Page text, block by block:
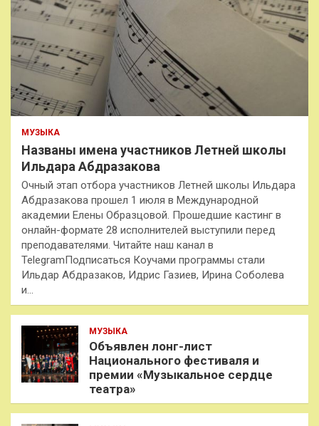
МУЗЫКА
Названы имена участников Летней школы
Ильдара Абдразакова
Очный этап отбора участников Летней школы Ильдара
Абдразакова прошел 1 июля в Международной
академии Елены Образцовой. Прошедшие кастинг в
онлайн-формате 28 исполнителей выступили перед
преподавателями. Читайте наш канал в
TelegramПодписаться Коучами программы стали
Ильдар Абдразаков, Идрис Газиев, Ирина Соболева
и…
МУЗЫКА
Объявлен лонг-лист
Национального фестиваля и
премии «Музыкальное сердце
театра»